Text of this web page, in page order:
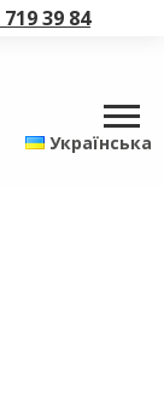
719 39 84
Українська